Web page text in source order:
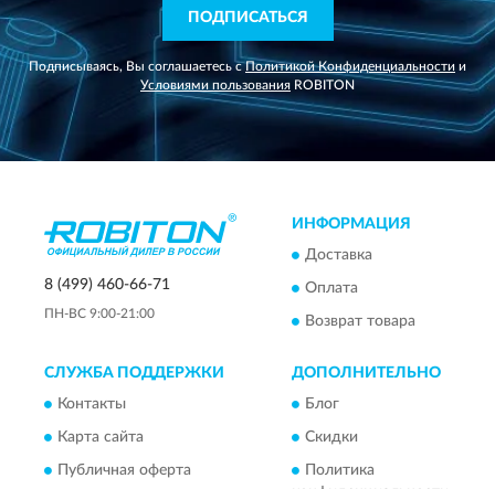
ПОДПИСАТЬСЯ
Подписываясь, Вы соглашаетесь сПолитикой Конфиденциальности и
Условиями пользования ROBITON
8 (499) 460-66-71
ПН-ВС 9:00-21:00
ИНФОРМАЦИЯ
Доставка
Оплата
Возврат товара
СЛУЖБА ПОДДЕРЖКИ
Контакты
Карта сайта
Публичная оферта
ДОПОЛНИТЕЛЬНО
Блог
Скидки
Политика